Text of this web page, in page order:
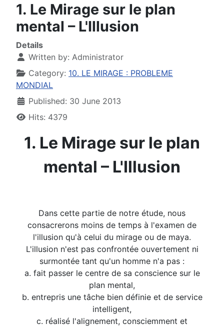
1. Le Mirage sur le plan
mental – L'Illusion
Details
Written by: Administrator
Category: 10. LE MIRAGE : PROBLEME
MONDIAL
Published: 30 June 2013
Hits: 4379
1. Le Mirage sur le plan
mental – L'Illusion
Dans cette partie de notre étude, nous
consacrerons moins de temps à l'examen de
l'illusion qu'à celui du mirage ou de maya.
L'illusion n'est pas confrontée ouvertement ni
surmontée tant qu'un homme n'a pas :
a. fait passer le centre de sa conscience sur le
plan mental,
b. entrepris une tâche bien définie et de service
intelligent,
c. réalisé l'alignement, consciemment et